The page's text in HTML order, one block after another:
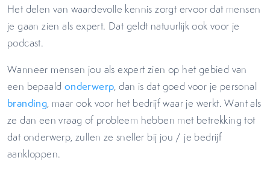
Het delen van waardevolle kennis zorgt ervoor dat mensen
je gaan zien als expert. Dat geldt natuurlijk ook voor je
podcast.
Wanneer mensen jou als expert zien op het gebied van
een bepaald onderwerp, dan is dat goed voor je personal
branding, maar ook voor het bedrijf waar je werkt. Want als
ze dan een vraag of probleem hebben met betrekking tot
dat onderwerp, zullen ze sneller bij jou / je bedrijf
aankloppen.